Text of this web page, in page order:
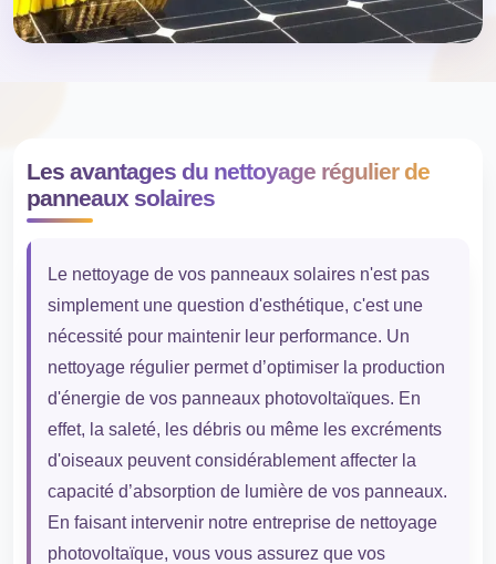
Les avantages du nettoyage régulier de
panneaux solaires
Le nettoyage de vos panneaux solaires n'est pas
simplement une question d'esthétique, c'est une
nécessité pour maintenir leur performance. Un
nettoyage régulier permet d’optimiser la production
d'énergie de vos panneaux photovoltaïques. En
effet, la saleté, les débris ou même les excréments
d'oiseaux peuvent considérablement affecter la
capacité d’absorption de lumière de vos panneaux.
En faisant intervenir notre entreprise de nettoyage
photovoltaïque, vous vous assurez que vos